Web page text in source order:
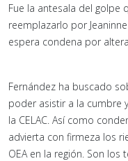
Fue la antesala del golpe
reemplazarlo por
espera condena por
Fernández ha buscado
poder asistir a la cumbre
la CELAC. Así como
advierta con firmeza los
OEA en la región. Son